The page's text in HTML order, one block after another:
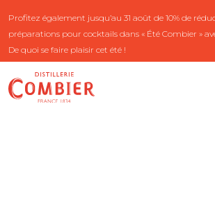
Profitez également jusqu’au 31 août de 10% de
préparations pour cocktails dans « Été Combier »
De quoi se faire plaisir cet été !